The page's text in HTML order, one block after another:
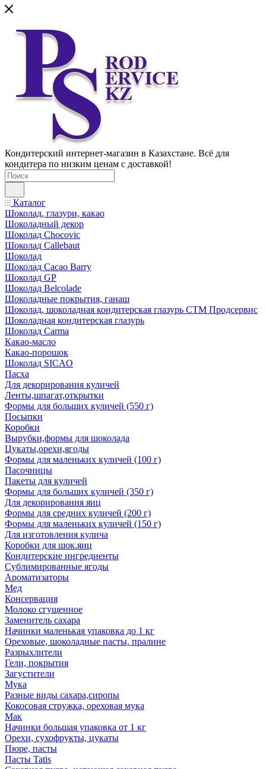
Кондитерский интернет-магазин в Казахстане. Всё для
кондитера по низким ценам с доставкой!
Каталог
Шоколад, глазури, какао
Шоколадный декор
Шоколад Chocovic
Шоколад Callebaut
Шоколад
Шоколад Cacao Barry
Шоколад GP
Шоколад Belcolade
Шоколадные покрытия, ганаш
Шоколад, шоколадная кондитерская глазурь СТМ Продсервис
Шоколадная кондитерская глазурь
Шоколад Carma
Какао-масло
Какао-порошок
Шоколад SICAO
Пасха
Для декорирования куличей
Ленты,шпагат,открытки
Формы для больших куличей (550 г)
Посыпки
Коробки
Вырубки,формы для шоколада
Цукаты,орехи,ягоды
Формы для маленьких куличей (100 г)
Пасочницы
Пакеты для куличей
Формы для больших куличей (350 г)
Для декорирования яиц
Формы для средних куличей (200 г)
Формы для маленьких куличей (150 г)
Для изготовления кулича
Коробки для шок.яиц
Кондитерские ингредиенты
Сублимированные ягоды
Ароматизаторы
Мед
Консервация
Молоко сгущенное
Заменитель сахара
Начинки маленькая упаковка до 1 кг
Ореховые, шоколадные пасты, пралине
Разрыхлители
Гели, покрытия
Загустители
Мука
Разные виды сахара,сиропы
Кокосовая стружка, ореховая мука
Мак
Начинки большая упаковка от 1 кг
Орехи, сухофрукты, цукаты
Пюре, пасты
Пасты Tatis